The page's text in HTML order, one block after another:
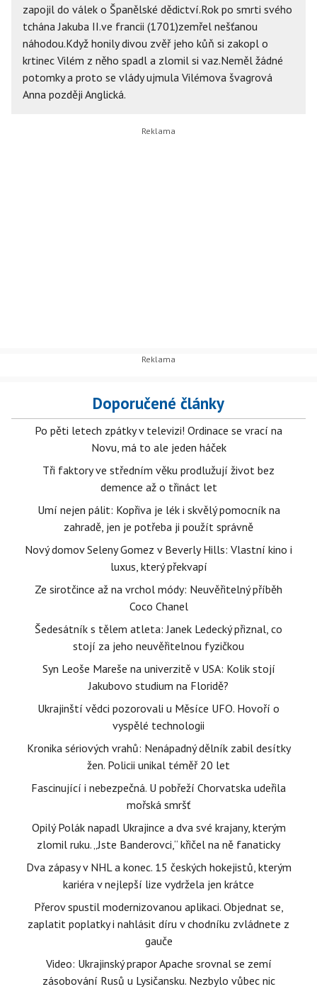
zapojil do válek o Španělské dědictví.Rok po smrti svého
tchána Jakuba II.ve francii (1701)zemřel nešťanou
náhodou.Když honily divou zvěř jeho kůň si zakopl o
krtinec Vilém z něho spadl a zlomil si vaz.Neměl žádné
potomky a proto se vlády ujmula Vilémova švagrová
Anna později Anglická.
Doporučené články
Po pěti letech zpátky v televizi! Ordinace se vrací na
Novu, má to ale jeden háček
Tři faktory ve středním věku prodlužují život bez
demence až o třináct let
Umí nejen pálit: Kopřiva je lék i skvělý pomocník na
zahradě, jen je potřeba ji použít správně
Nový domov Seleny Gomez v Beverly Hills: Vlastní kino i
luxus, který překvapí
Ze sirotčince až na vrchol módy: Neuvěřitelný příběh
Coco Chanel
Šedesátník s tělem atleta: Janek Ledecký přiznal, co
stojí za jeho neuvěřitelnou fyzičkou
Syn Leoše Mareše na univerzitě v USA: Kolik stojí
Jakubovo studium na Floridě?
Ukrajinští vědci pozorovali u Měsíce UFO. Hovoří o
vyspělé technologii
Kronika sériových vrahů: Nenápadný dělník zabil desítky
žen. Policii unikal téměř 20 let
Fascinující i nebezpečná. U pobřeží Chorvatska udeřila
mořská smršť
Opilý Polák napadl Ukrajince a dva své krajany, kterým
zlomil ruku. „Jste Banderovci,“ křičel na ně fanaticky
Dva zápasy v NHL a konec. 15 českých hokejistů, kterým
kariéra v nejlepší lize vydržela jen krátce
Přerov spustil modernizovanou aplikaci. Objednat se,
zaplatit poplatky i nahlásit díru v chodníku zvládnete z
gauče
Video: Ukrajinský prapor Apache srovnal se zemí
zásobování Rusů u Lysičansku. Nezbylo vůbec nic